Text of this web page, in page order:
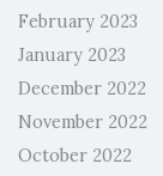
February 2023
January 2023
December 2022
November 2022
October 2022